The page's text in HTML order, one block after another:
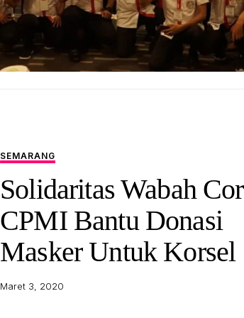
SEMARANG
Solidaritas Wabah
CPMI Bantu Donasi
Masker Untuk Korsel
Maret 3, 2020